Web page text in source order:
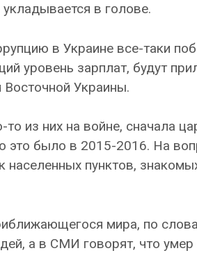
в голове.
в Украине все-таки
уровень зарплат, будут
Украины.
из них на войне, сначала
это было в 2015-2016. На
населенных пунктов,
мира, по
а в СМИ говорят, что